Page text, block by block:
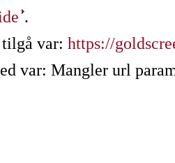
.
var: https://
var: Mangler url